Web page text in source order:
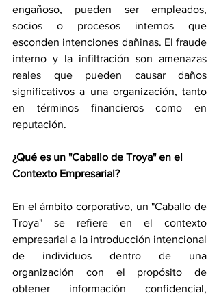
engañoso, pueden ser empleados,
socios o procesos internos que
esconden intenciones dañinas. El fraude
interno y la infiltración son amenazas
reales que pueden causar daños
significativos a una organización, tanto
en términos financieros como en
reputación.
¿Qué es un "Caballo de Troya" en el
Contexto Empresarial?
En el ámbito corporativo, un "Caballo de
Troya" se refiere en el contexto
empresarial a la introducción intencional
de individuos dentro de una
organización con el propósito de
obtener información confidencial,